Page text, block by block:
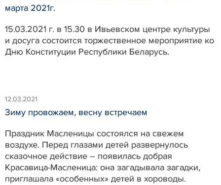
марта 2021г.
15.03.2021 г. в 15.30 в Ивьевском центре культуры
и досуга состоится торжественное мероприятие ко
Дню Конституции Республики Беларусь.
12.03.2021
Зиму провожаем, весну встречаем
Праздник Масленицы состоялся на свежем
воздухе. Перед глазами детей развернулось
сказочное действие – появилась добрая
Красавица-Масленица: она загадывала загадки,
приглашала «особенных» детей в хороводы.